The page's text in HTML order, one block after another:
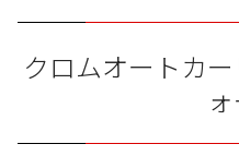
クロムオートカ